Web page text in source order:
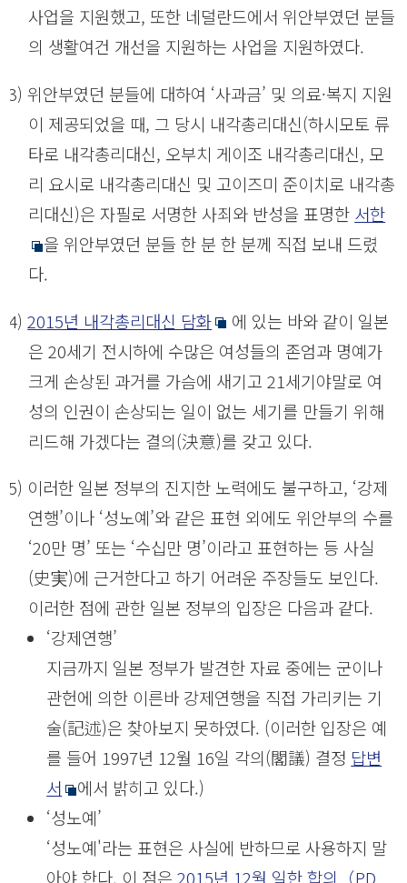
사업을 지원했고, 또한 네덜란드에서 위안부였던 분들
의 생활여건 개선을 지원하는 사업을 지원하였다.
(3) 위안부였던 분들에 대하여 ‘사과금’ 및 의료·복지 지원
이 제공되었을 때, 그 당시 내각총리대신(하시모토 류
타로 내각총리대신, 오부치 게이조 내각총리대신, 모
리 요시로 내각총리대신 및 고이즈미 준이치로 내각총
리대신)은 자필로 서명한 사죄와 반성을 표명한 서한
을 위안부였던 분들 한 분 한 분께 직접 보내 드렸
다.
(4)2015년 내각총리대신 담화
에 있는 바와 같이 일본
은 20세기 전시하에 수많은 여성들의 존엄과 명예가
크게 손상된 과거를 가슴에 새기고 21세기야말로 여
성의 인권이 손상되는 일이 없는 세기를 만들기 위해
리드해 가겠다는 결의(決意)를 갖고 있다.
(5) 이러한 일본 정부의 진지한 노력에도 불구하고, ‘강제
연행’이나 ‘성노예’와 같은 표현 외에도 위안부의 수를
‘20만 명’ 또는 ‘수십만 명’이라고 표현하는 등 사실
(史実)에 근거한다고 하기 어려운 주장들도 보인다.
이러한 점에 관한 일본 정부의 입장은 다음과 같다.
‘강제연행’
지금까지 일본 정부가 발견한 자료 중에는 군이나
관헌에 의한 이른바 강제연행을 직접 가리키는 기
술(記述)은 찾아보지 못하였다. (이러한 입장은 예
를 들어 1997년 12월 16일 각의(閣議) 결정 답변
서
에서 밝히고 있다.)
‘성노예’
‘성노예'라는 표현은 사실에 반하므로 사용하지 말
아야 한다. 이 점은2015년 12월 일한 합의（PD